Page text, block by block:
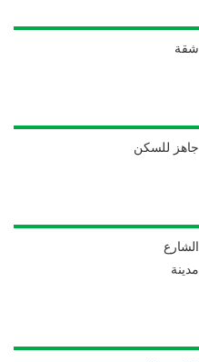
شقة
جاهز للسكن
الشارع
مدينة